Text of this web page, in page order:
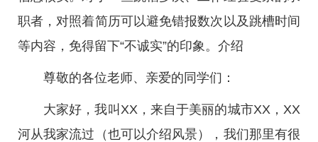
职者，对照着简历可以避免错报数次以及跳槽时间
等内容，免得留下“不诚实”的印象。介绍
尊敬的各位老师、亲爱的同学们：
大家好，我叫XX，来自于美丽的城市XX，XX
河从我家流过（也可以介绍风景），我们那里有很